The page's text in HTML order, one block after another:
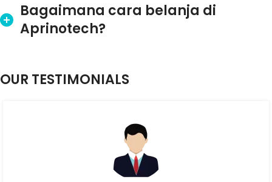
Bagaimana cara belanja di
Aprinotech?
OUR TESTIMONIALS